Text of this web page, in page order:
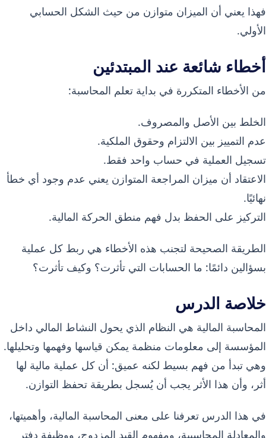
فهذا يعني أن الميزان متوازن من حيث الشكل الحسابي
الأولي.
أخطاء شائعة عند المبتدئين
من الأخطاء المتكررة في بداية تعلم المحاسبة:
الخلط بين الأصل والمصروف.
عدم التمييز بين الالتزام وحقوق الملكية.
تسجيل العملية في حساب واحد فقط.
الاعتقاد أن ميزان المراجعة المتوازن يعني عدم وجود أي خطأ
نهائيًا.
التركيز على الحفظ بدل فهم منطق الحركة المالية.
الطريقة الصحيحة لتجنب هذه الأخطاء هي ربط كل عملية
بسؤالين دائمًا: ما الحسابات التي تأثرت؟ وكيف تأثرت؟
خلاصة الدرس
المحاسبة المالية هي النظام الذي يحول النشاط المالي داخل
المؤسسة إلى معلومات منظمة يمكن قياسها وفهمها وتحليلها.
وهي تبدأ من فهم بسيط لكنه عميق: أن كل عملية مالية لها
أثر، وأن هذا الأثر يجب أن يُسجل بطريقة تحفظ التوازن.
في هذا الدرس تعرفنا على معنى المحاسبة المالية، وأهميتها،
والمعادلة المحاسبية، ومفهوم القيد المزدوج، ووظيفة دفتر